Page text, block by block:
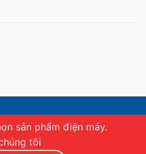
sản phẩm điện máy.
tôi